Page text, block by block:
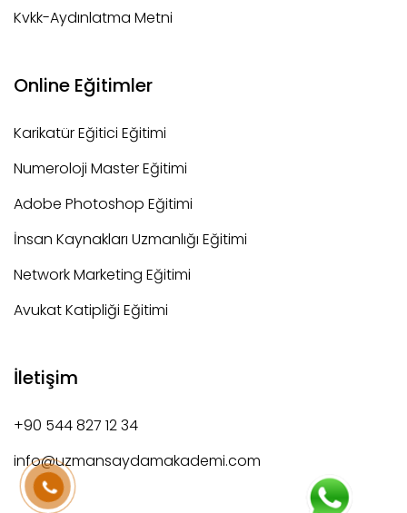
Kvkk-Aydınlatma Metni
Online Eğitimler
Karikatür Eğitici Eğitimi
Numeroloji Master Eğitimi
Adobe Photoshop Eğitimi
İnsan Kaynakları Uzmanlığı Eğitimi
Network Marketing Eğitimi
Avukat Katipliği Eğitimi
İletişim
+90 544 827 12 34
info@uzmansaydamakademi.com